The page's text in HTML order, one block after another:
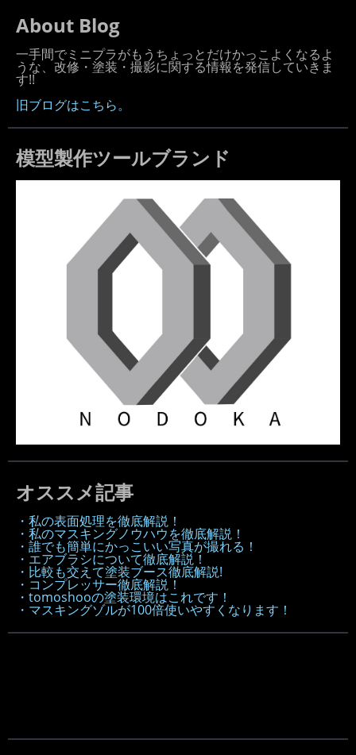
About Blog
一手間でミニプラがもうちょっとだけかっこよくなるよ
うな、改修・塗装・撮影に関する情報を発信していきま
す!!
旧ブログはこちら。
模型製作ツールブランド
オススメ記事
・私の表面処理を徹底解説！
・私のマスキングノウハウを徹底解説！
・誰でも簡単にかっこいい写真が撮れる！
・エアブラシについて徹底解説！
・比較も交えて塗装ブース徹底解説!
・コンプレッサー徹底解説！
・tomoshooの塗装環境はこれです！
・マスキングゾルが100倍使いやすくなります！